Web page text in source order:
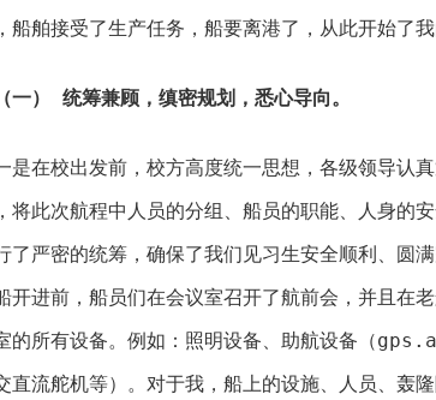
船舶接受了生产任务，船要离港了，从此开始了我
（一） 统筹兼顾，缜密规划，悉心导向。
是在校出发前，校方高度统一思想，各级领导认
将此次航程中人员的分组、船员的职能、人身的
了严密的统筹，确保了我们见习生安全顺利、圆
开进前，船员们在会议室召开了航前会，并且在
的所有设备。例如：照明设备、助航设备（
直流舵机等）。对于我，船上的设施、人员、轰